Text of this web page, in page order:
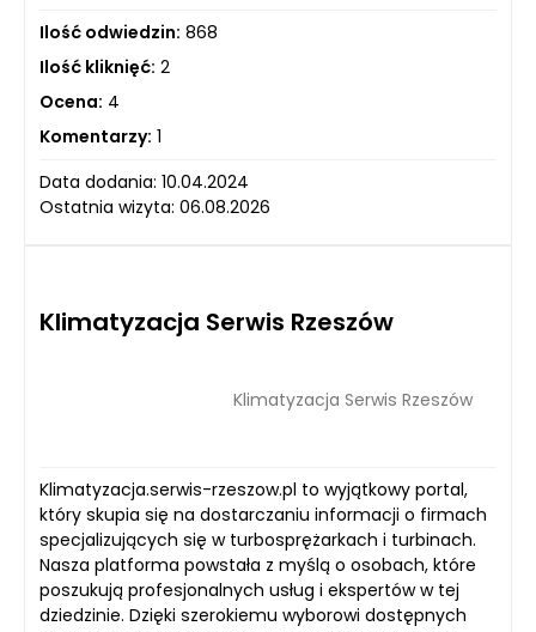
Ilość odwiedzin: 868
Ilość kliknięć: 2
Ocena: 4
Komentarzy: 1
Data dodania: 10.04.2024
Ostatnia wizyta: 06.08.2026
Klimatyzacja Serwis Rzeszów
Klimatyzacja Serwis Rzeszów
Klimatyzacja.serwis-rzeszow.pl to wyjątkowy portal,
który skupia się na dostarczaniu informacji o firmach
specjalizujących się w turbosprężarkach i turbinach.
Nasza platforma powstała z myślą o osobach, które
poszukują profesjonalnych usług i ekspertów w tej
dziedzinie. Dzięki szerokiemu wyborowi dostępnych